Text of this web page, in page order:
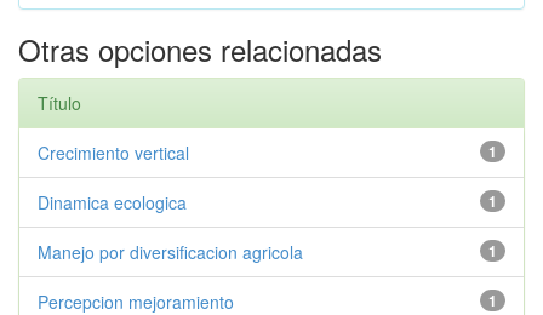
Otras opciones relacionadas
Título
1
Crecimiento vertical
1
Dinamica ecologica
1
Manejo por diversificacion agricola
1
Percepcion mejoramiento